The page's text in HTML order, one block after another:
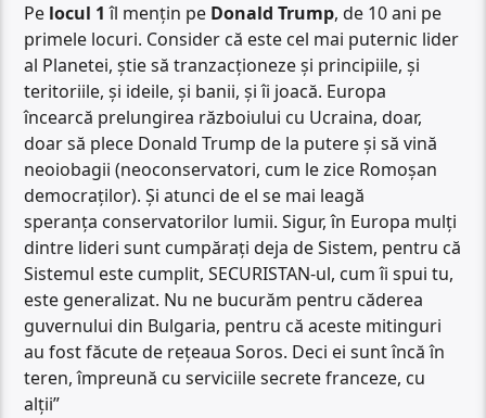
Pe locul 1 îl mențin pe Donald Trump, de 10 ani pe
primele locuri. Consider că este cel mai puternic lider
al Planetei, știe să tranzacționeze și principiile, și
teritoriile, și ideile, și banii, și îi joacă. Europa
încearcă prelungirea războiului cu Ucraina, doar,
doar să plece Donald Trump de la putere și să vină
neoiobagii (neoconservatori, cum le zice Romoșan
democraților). Și atunci de el se mai leagă
speranța conservatorilor lumii. Sigur, în Europa mulți
dintre lideri sunt cumpărați deja de Sistem, pentru că
Sistemul este cumplit, SECURISTAN-ul, cum îi spui tu,
este generalizat. Nu ne bucurăm pentru căderea
guvernului din Bulgaria, pentru că aceste mitinguri
au fost făcute de rețeaua Soros. Deci ei sunt încă în
teren, împreună cu serviciile secrete franceze, cu
alții”